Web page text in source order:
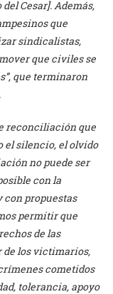
Cesar]. Además,
que
sindicalistas,
que civiles se
que terminaron
reconciliación que
el silencio, el olvido
no puede ser
con la
con propuestas
permitir que
de las
los victimarios,
cometidos
tolerancia, apoyo